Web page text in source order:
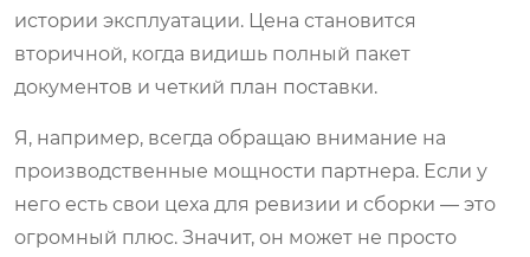
истории эксплуатации. Цена становится
вторичной, когда видишь полный пакет
документов и четкий план поставки.
Я, например, всегда обращаю внимание на
производственные мощности партнера. Если у
него есть свои цеха для ревизии и сборки — это
огромный плюс. Значит, он может не просто